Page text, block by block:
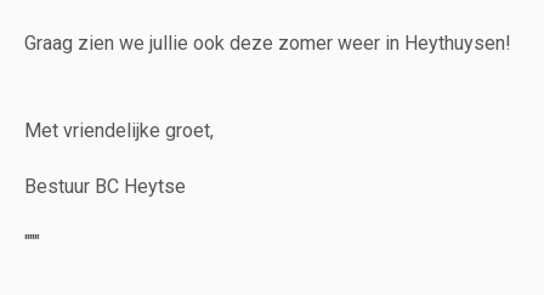
Graag zien we jullie ook deze zomer weer in Heythuysen!
Met vriendelijke groet,
Bestuur BC Heytse
"""